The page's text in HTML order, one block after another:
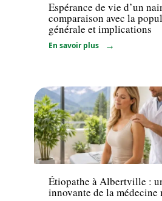
Espérance de vie d’un
comparaison avec la
générale et implications
En savoir plus
Actualité
Étiopathe à Albertville :
innovante de la médecine